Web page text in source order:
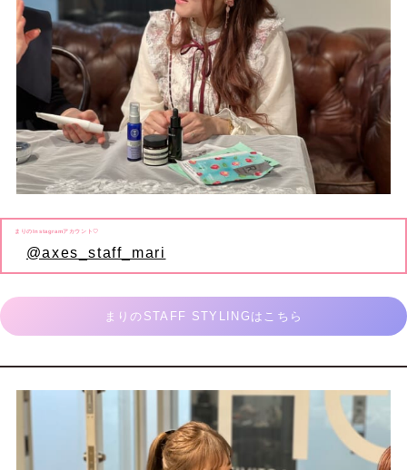
まりのInstagramアカウント♡
@axes_staff_mari
まりのSTAFF STYLINGはこちら